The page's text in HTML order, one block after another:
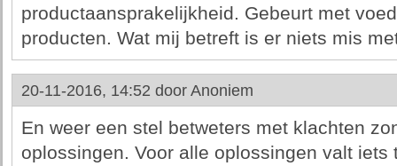
productaansprakelijkheid. Gebeurt met
producten. Wat mij betreft is er niets mis
20-11-2016, 14:52 door Anoniem
En weer een stel betweters met klachten
oplossingen. Voor alle oplossingen valt iets